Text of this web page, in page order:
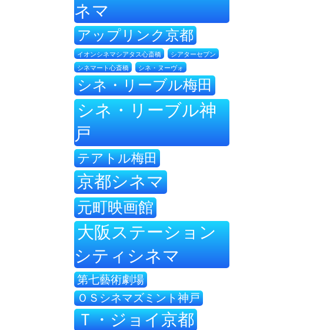
ネマ
アップリンク京都
イオンシネマシアタス心斎橋 シアターセブン
シネマート心斎橋 シネ・ヌーヴォ
シネ・リーブル梅田
シネ・リーブル神
戸
テアトル梅田
京都シネマ
元町映画館
大阪ステーション
シティシネマ
第七藝術劇場
ＯＳシネマズミント神戸
Ｔ・ジョイ京都